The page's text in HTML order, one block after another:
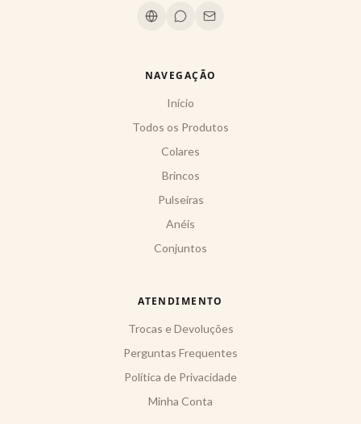
NAVEGAÇÃO
Início
Todos os Produtos
Colares
Brincos
Pulseiras
Anéis
Conjuntos
ATENDIMENTO
Trocas e Devoluções
Perguntas Frequentes
Política de Privacidade
Minha Conta